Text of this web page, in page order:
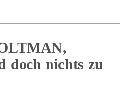
doch nichts zu